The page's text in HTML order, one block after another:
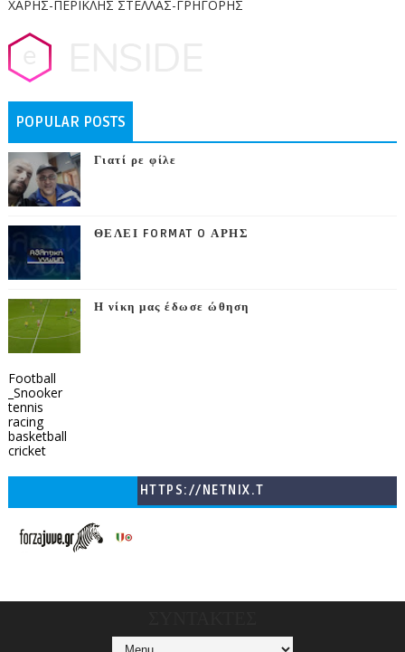
ΧΑΡΗΣ-ΠΕΡΙΚΛΗΣ ΣΤΕΛΛΑΣ-ΓΡΗΓΟΡΗΣ
POPULAR POSTS
Γιατί ρε φίλε
ΘΕΛΕΙ FORMAT O ΑΡΗΣ
Η νίκη μας έδωσε ώθηση
Football
_Snooker
tennis
racing
basketball
cricket
HTTPS://NETNIX.T